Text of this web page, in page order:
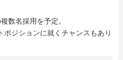
数名採用を予定。
ジションに就くチャンスもあり